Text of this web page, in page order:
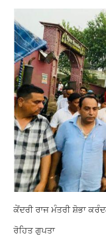
ਕੇਂਦਰੀ ਰਾਜ ਮੰਤਰੀ ਸ਼ੋਭਾ
ਰੋਹਿਤ ਗੁਪਤਾ